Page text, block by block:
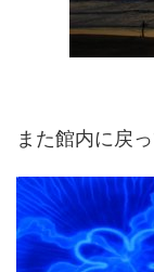
また館内に戻